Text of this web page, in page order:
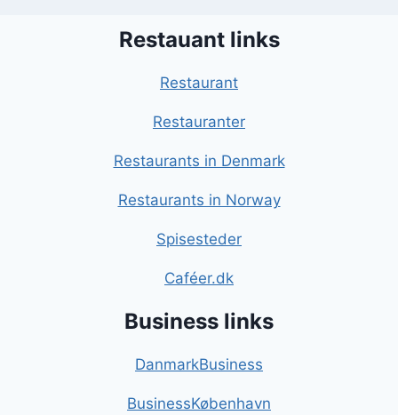
Restauant links
Restaurant
Restauranter
Restaurants in Denmark
Restaurants in Norway
Spisesteder
Caféer.dk
Business links
DanmarkBusiness
BusinessKøbenhavn